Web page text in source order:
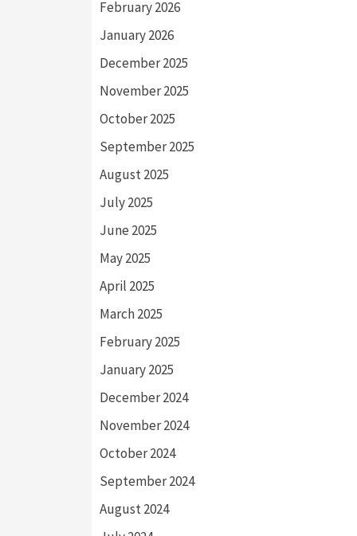
February 2026
January 2026
December 2025
November 2025
October 2025
September 2025
August 2025
July 2025
June 2025
May 2025
April 2025
March 2025
February 2025
January 2025
December 2024
November 2024
October 2024
September 2024
August 2024